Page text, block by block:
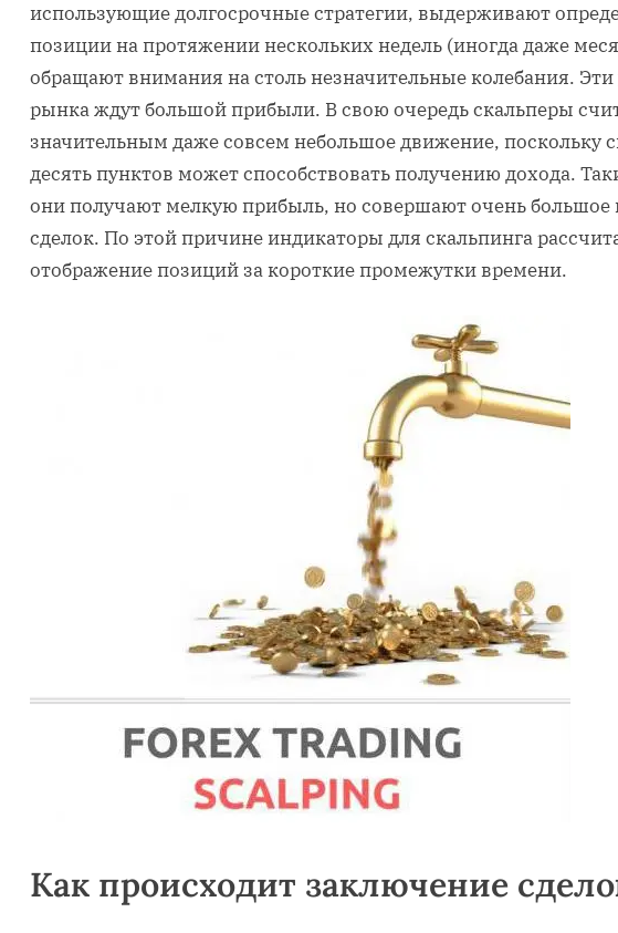
использующие долгосрочные стратегии, выдерживают
позиции на протяжении нескольких недель (иногда даже
обращают внимания на столь незначительные колебания.
рынка ждут большой прибыли. В свою очередь скальперы
значительным даже совсем небольшое движение, поскольку
десять пунктов может способствовать получению дохода.
они получают мелкую прибыль, но совершают очень большое
сделок. По этой причине индикаторы для скальпинга
отображение позиций за короткие промежутки времени.
Как происходит заключение